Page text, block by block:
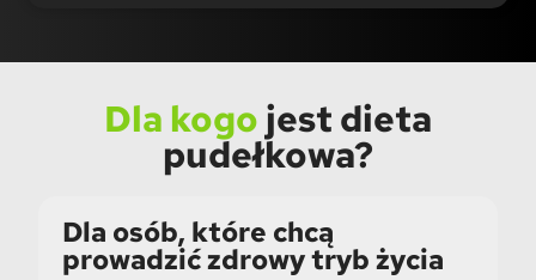
Dla kogo jest dieta
pudełkowa?
Dla osób, które chcą
prowadzić zdrowy tryb życia